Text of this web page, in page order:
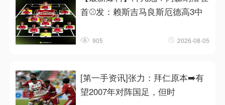
首⚾发：赖斯吉马良斯厄德高3中
905 2026-08-05
[第一手资讯]张力：拜仁原本➡️有
望2007年对阵国足，但时